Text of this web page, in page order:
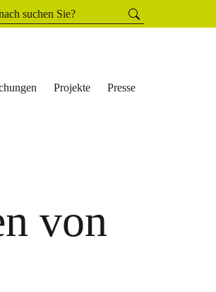
Suchen
Projekte Presse
von